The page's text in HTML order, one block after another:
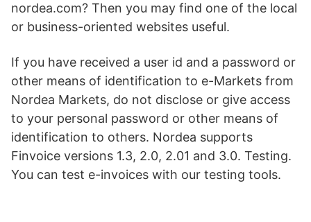
nordea.com? Then you may find one of the local
or business-oriented websites useful.
If you have received a user id and a password or
other means of identification to e-Markets from
Nordea Markets, do not disclose or give access
to your personal password or other means of
identification to others. Nordea supports
Finvoice versions 1.3, 2.0, 2.01 and 3.0. Testing.
You can test e-invoices with our testing tools.